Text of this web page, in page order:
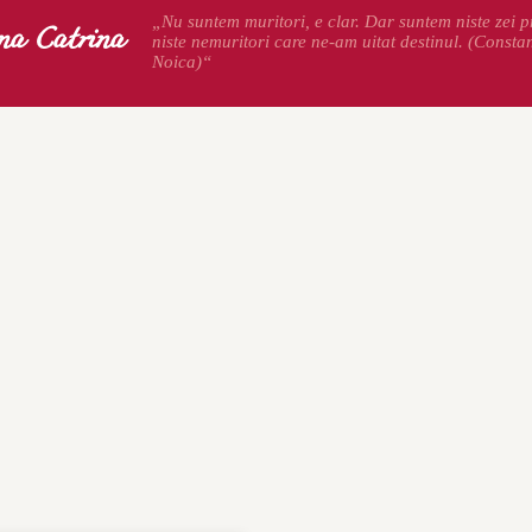
Catrina
„Nu suntem muritori, e clar. Dar suntem niste zei
niste nemuritori care ne-am uitat destinul.
Noica)“